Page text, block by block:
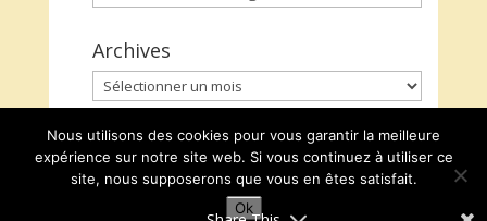
Archives
Archives
Nous utilisons des cookies pour vous garantir la meilleure
expérience sur notre site web. Si vous continuez à utiliser ce
site, nous supposerons que vous en êtes satisfait.
Ok